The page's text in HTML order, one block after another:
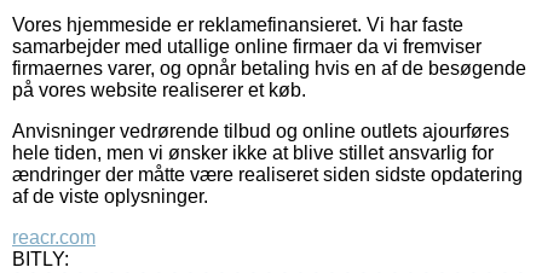
Vores hjemmeside er reklamefinansieret. Vi har faste
samarbejder med utallige online firmaer da vi fremviser
firmaernes varer, og opnår betaling hvis en af de besøgende
på vores website realiserer et køb.
Anvisninger vedrørende tilbud og online outlets ajourføres
hele tiden, men vi ønsker ikke at blive stillet ansvarlig for
ændringer der måtte være realiseret siden sidste opdatering
af de viste oplysninger.
reacr.com
BITLY: